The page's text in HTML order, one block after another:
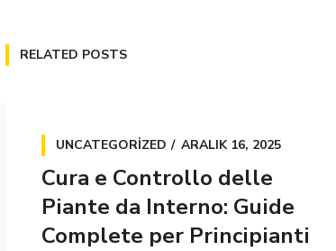
RELATED POSTS
UNCATEGORIZED ARALIK 16, 2025
Cura e Controllo delle
Piante da Interno: Guide
Complete per Principianti